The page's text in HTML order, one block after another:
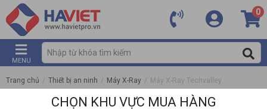
0
MENU
Trang chủ / Thiết bị an ninh / Máy X-Ray / Máy X-Ray Techvalley
CHỌN KHU VỰC MUA HÀNG